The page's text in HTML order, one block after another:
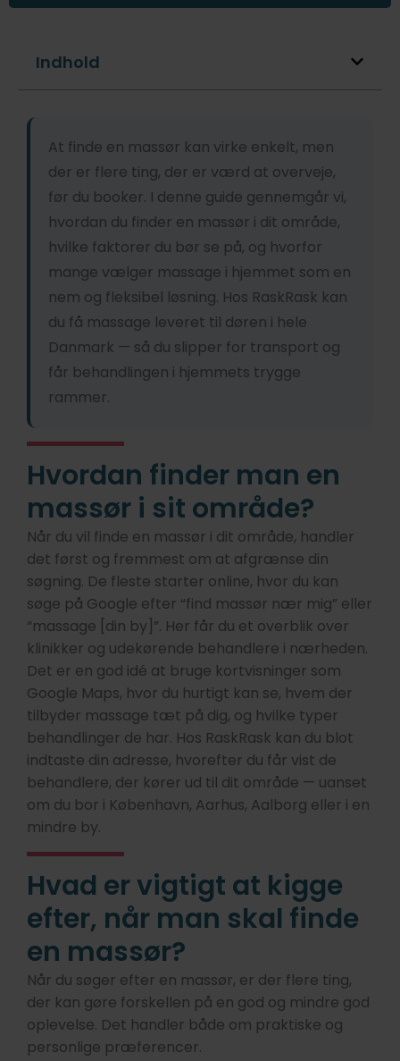
Indhold
At finde en massør kan virke enkelt, men
der er flere ting, der er værd at overveje,
før du booker. I denne guide gennemgår vi,
hvordan du finder en massør i dit område,
hvilke faktorer du bør se på, og hvorfor
mange vælger massage i hjemmet som en
nem og fleksibel løsning. Hos RaskRask kan
du få massage leveret til døren i hele
Danmark — så du slipper for transport og
får behandlingen i hjemmets trygge
rammer.
Hvordan finder man en
massør i sit område?
Når du vil finde en massør i dit område, handler
det først og fremmest om at afgrænse din
søgning. De fleste starter online, hvor du kan
søge på Google efter “find massør nær mig” eller
“massage [din by]”. Her får du et overblik over
klinikker og udekørende behandlere i nærheden.
Det er en god idé at bruge kortvisninger som
Google Maps, hvor du hurtigt kan se, hvem der
tilbyder massage tæt på dig, og hvilke typer
behandlinger de har. Hos RaskRask kan du blot
indtaste din adresse, hvorefter du får vist de
behandlere, der kører ud til dit område — uanset
om du bor i København, Aarhus, Aalborg eller i en
mindre by.
Hvad er vigtigt at kigge
efter, når man skal finde
en massør?
Når du søger efter en massør, er der flere ting,
der kan gøre forskellen på en god og mindre god
oplevelse. Det handler både om praktiske og
personlige præferencer.